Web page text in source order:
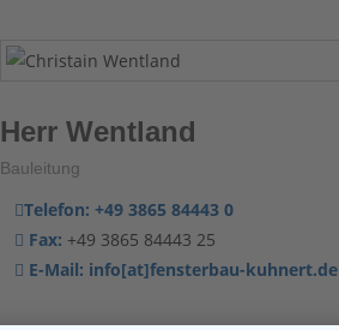
Herr Wentland
Bauleitung
Telefon: +49 3865 84443 0
Fax: +49 3865 84443 25
E-Mail: info[at]fensterbau-kuhnert.de